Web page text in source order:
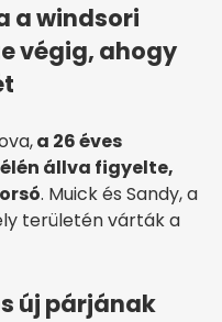
a windsori
végig, ahogy
a 26 éves
állva figyelte,
. Muick és Sandy, a
területén várták a
új párjának